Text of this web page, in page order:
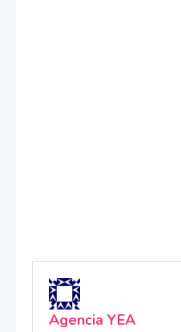
Agencia YEA